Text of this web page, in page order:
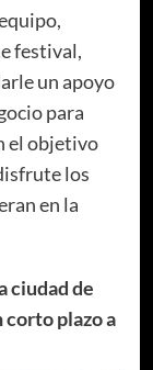
festival,
un apoyo
para
el objetivo
los
en la
ciudad de
corto plazo a